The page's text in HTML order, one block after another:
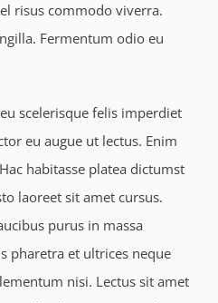
risus commodo viverra.
Fermentum odio eu
scelerisque felis imperdiet
eu augue ut lectus. Enim
habitasse platea dictumst
laoreet sit amet cursus.
purus in massa
pharetra et ultrices neque
nisi. Lectus sit amet